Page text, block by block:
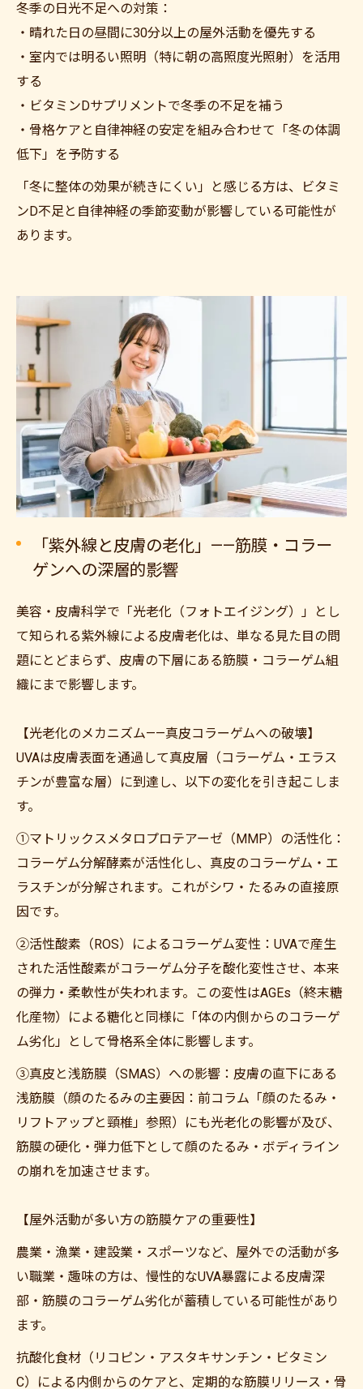
冬季の日光不足への対策：
・晴れた日の昼間に30分以上の屋外活動を優先する
・室内では明るい照明（特に朝の高照度光照射）を活用
する
・ビタミンDサプリメントで冬季の不足を補う
・骨格ケアと自律神経の安定を組み合わせて「冬の体調
低下」を予防する
「冬に整体の効果が続きにくい」と感じる方は、ビタミ
ンD不足と自律神経の季節変動が影響している可能性が
あります。
「紫外線と皮膚の老化」——筋膜・コラー
ゲンへの深層的影響
美容・皮膚科学で「光老化（フォトエイジング）」とし
て知られる紫外線による皮膚老化は、単なる見た目の問
題にとどまらず、皮膚の下層にある筋膜・コラーゲム組
織にまで影響します。
【光老化のメカニズム——真皮コラーゲムへの破壊】
UVAは皮膚表面を通過して真皮層（コラーゲム・エラス
チンが豊富な層）に到達し、以下の変化を引き起こしま
す。
①マトリックスメタロプロテアーゼ（MMP）の活性化：
コラーゲム分解酵素が活性化し、真皮のコラーゲム・エ
ラスチンが分解されます。これがシワ・たるみの直接原
因です。
②活性酸素（ROS）によるコラーゲム変性：UVAで産生
された活性酸素がコラーゲム分子を酸化変性させ、本来
の弾力・柔軟性が失われます。この変性はAGEs（終末糖
化産物）による糖化と同様に「体の内側からのコラーゲ
ム劣化」として骨格系全体に影響します。
③真皮と浅筋膜（SMAS）への影響：皮膚の直下にある
浅筋膜（顔のたるみの主要因：前コラム「顔のたるみ・
リフトアップと頸椎」参照）にも光老化の影響が及び、
筋膜の硬化・弾力低下として顔のたるみ・ボディライン
の崩れを加速させます。
【屋外活動が多い方の筋膜ケアの重要性】
農業・漁業・建設業・スポーツなど、屋外での活動が多
い職業・趣味の方は、慢性的なUVA暴露による皮膚深
部・筋膜のコラーゲム劣化が蓄積している可能性があり
ます。
抗酸化食材（リコピン・アスタキサンチン・ビタミン
C）による内側からのケアと、定期的な筋膜リリース・骨